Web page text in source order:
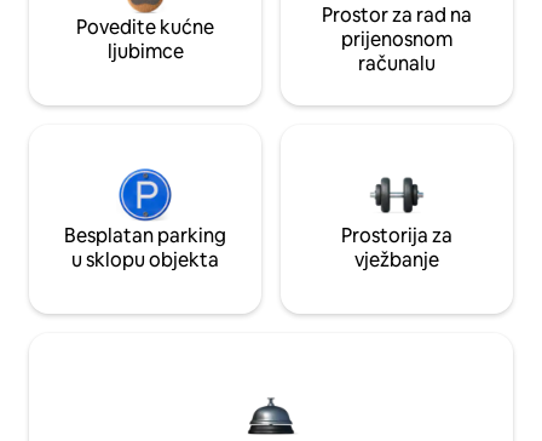
Povedite kućne
ljubimce
Prostor za rad na
prijenosnom
računalu
Besplatan parking
u sklopu objekta
Prostorija za
vježbanje